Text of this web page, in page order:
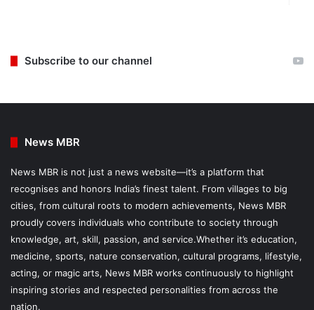
Subscribe to our channel
News MBR
News MBR is not just a news website—it’s a platform that
recognises and honors India’s finest talent. From villages to big
cities, from cultural roots to modern achievements, News MBR
proudly covers individuals who contribute to society through
knowledge, art, skill, passion, and service.Whether it’s education,
medicine, sports, nature conservation, cultural programs, lifestyle,
acting, or magic arts, News MBR works continuously to highlight
inspiring stories and respected personalities from across the
nation.